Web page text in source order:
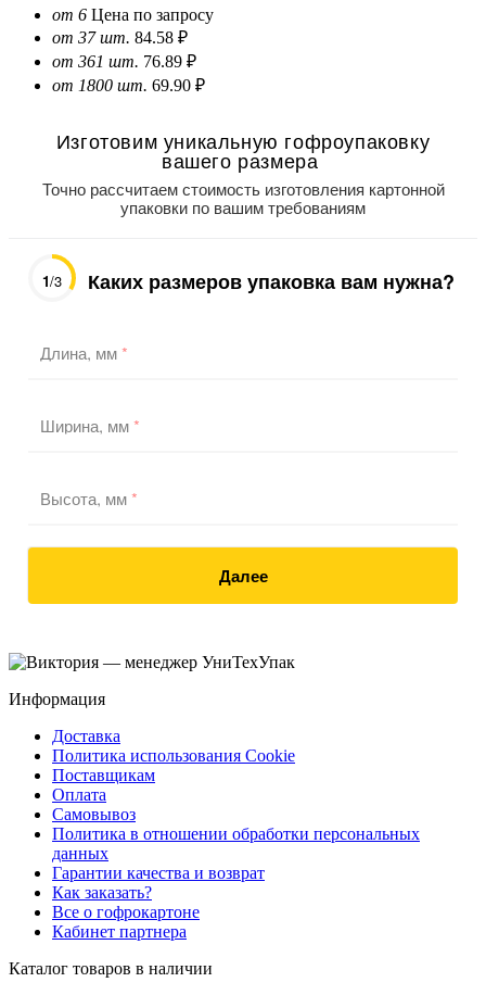
от 6 Цена по запросу
от 37 шт. 84.58 ₽
от 361 шт. 76.89 ₽
от 1800 шт. 69.90 ₽
Изготовим уникальную гофроупаковку
вашего размера
Точно рассчитаем стоимость изготовления картонной
упаковки по вашим требованиям
1/3 Каких размеров упаковка вам нужна?
Длина, мм*
Ширина, мм*
Высота, мм*
Далее
Информация
Доставка
Политика использования Cookie
Поставщикам
Оплата
Самовывоз
Политика в отношении обработки персональных
данных
Гарантии качества и возврат
Как заказать?
Все о гофрокартоне
Кабинет партнера
Каталог товаров в наличии